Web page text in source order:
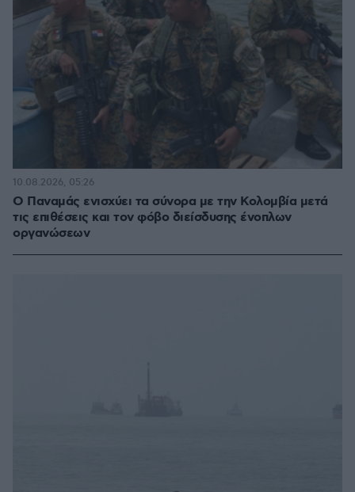
O Παναμάς ενισχύει τα σύνορα με την Κολομβία μετά
τις επιθέσεις και τον φόβο διείσδυσης ένοπλων
οργανώσεων
10.08.2026, 05:26